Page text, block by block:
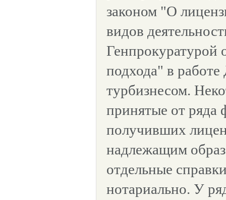
законом "О
видов
Генпрокуратурой
подхода" в работе
турбизнесом.
принятые от ряда
получивших
надлежащим
отдельные
нотариально. У